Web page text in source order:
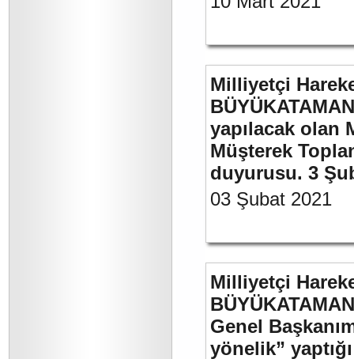
Milliyetçi
yapılacak olan
Müşterek
duyurusu. 3
03 Şubat 2021
Milliyetçi
Genel
yönelik”